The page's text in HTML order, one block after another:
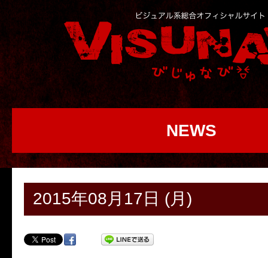
NEWS
2015年08月17日 (月)